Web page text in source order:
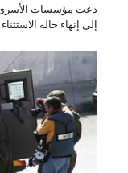
دعت مؤسسات الأسرى
إلى إنهاء حالة